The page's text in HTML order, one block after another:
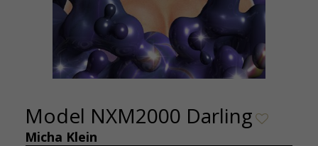
Model NXM2000 Darling
Micha Klein